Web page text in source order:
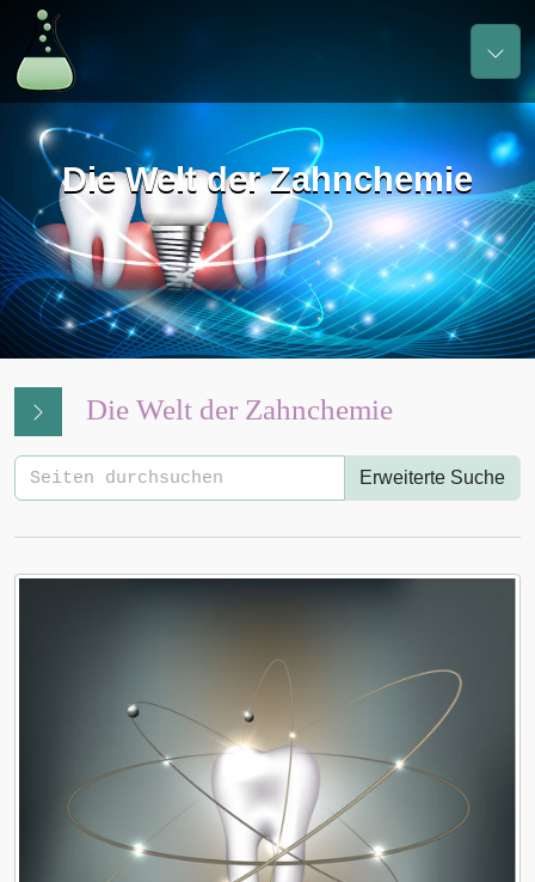
Die Welt der Zahnchemie
Die Welt der Zahnchemie
Erweiterte Suche